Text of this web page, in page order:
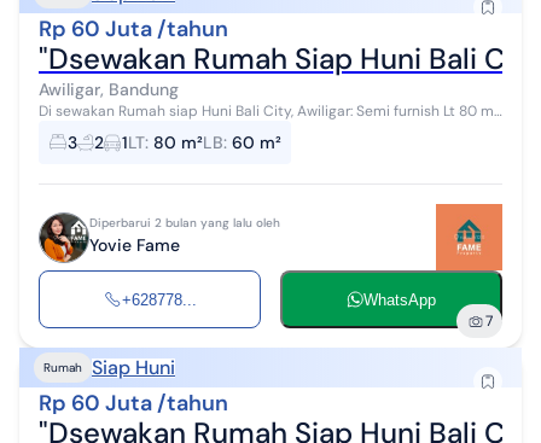
Rp 60 Juta /tahun
"Dsewakan Rumah Siap Huni Bali
Awiligar, Bandung
Di sewakan Rumah siap Huni Bali City, Awiligar: Semi furnish Lt 80 m²
Lb 60 m² 3 KT 2 KM Carport Air artesis komplek Kitchen set Hrga
60JT / ...
3 2 1LT: 80 m²LB: 60 m²
Diperbarui 2 bulan yang lalu oleh
Yovie Fame
+628778... WhatsApp
7
Rumah Siap Huni
Rp 60 Juta /tahun
"Dsewakan Rumah Siap Huni Bali